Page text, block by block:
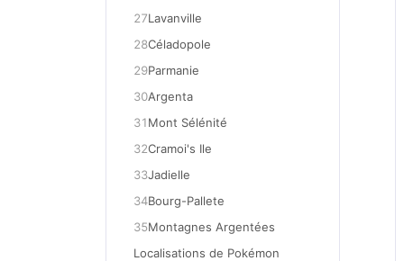
27Lavanville
28Céladopole
29Parmanie
30Argenta
31Mont Sélénité
32Cramoi's Ile
33Jadielle
34Bourg-Pallete
35Montagnes Argentées
Localisations de Pokémon